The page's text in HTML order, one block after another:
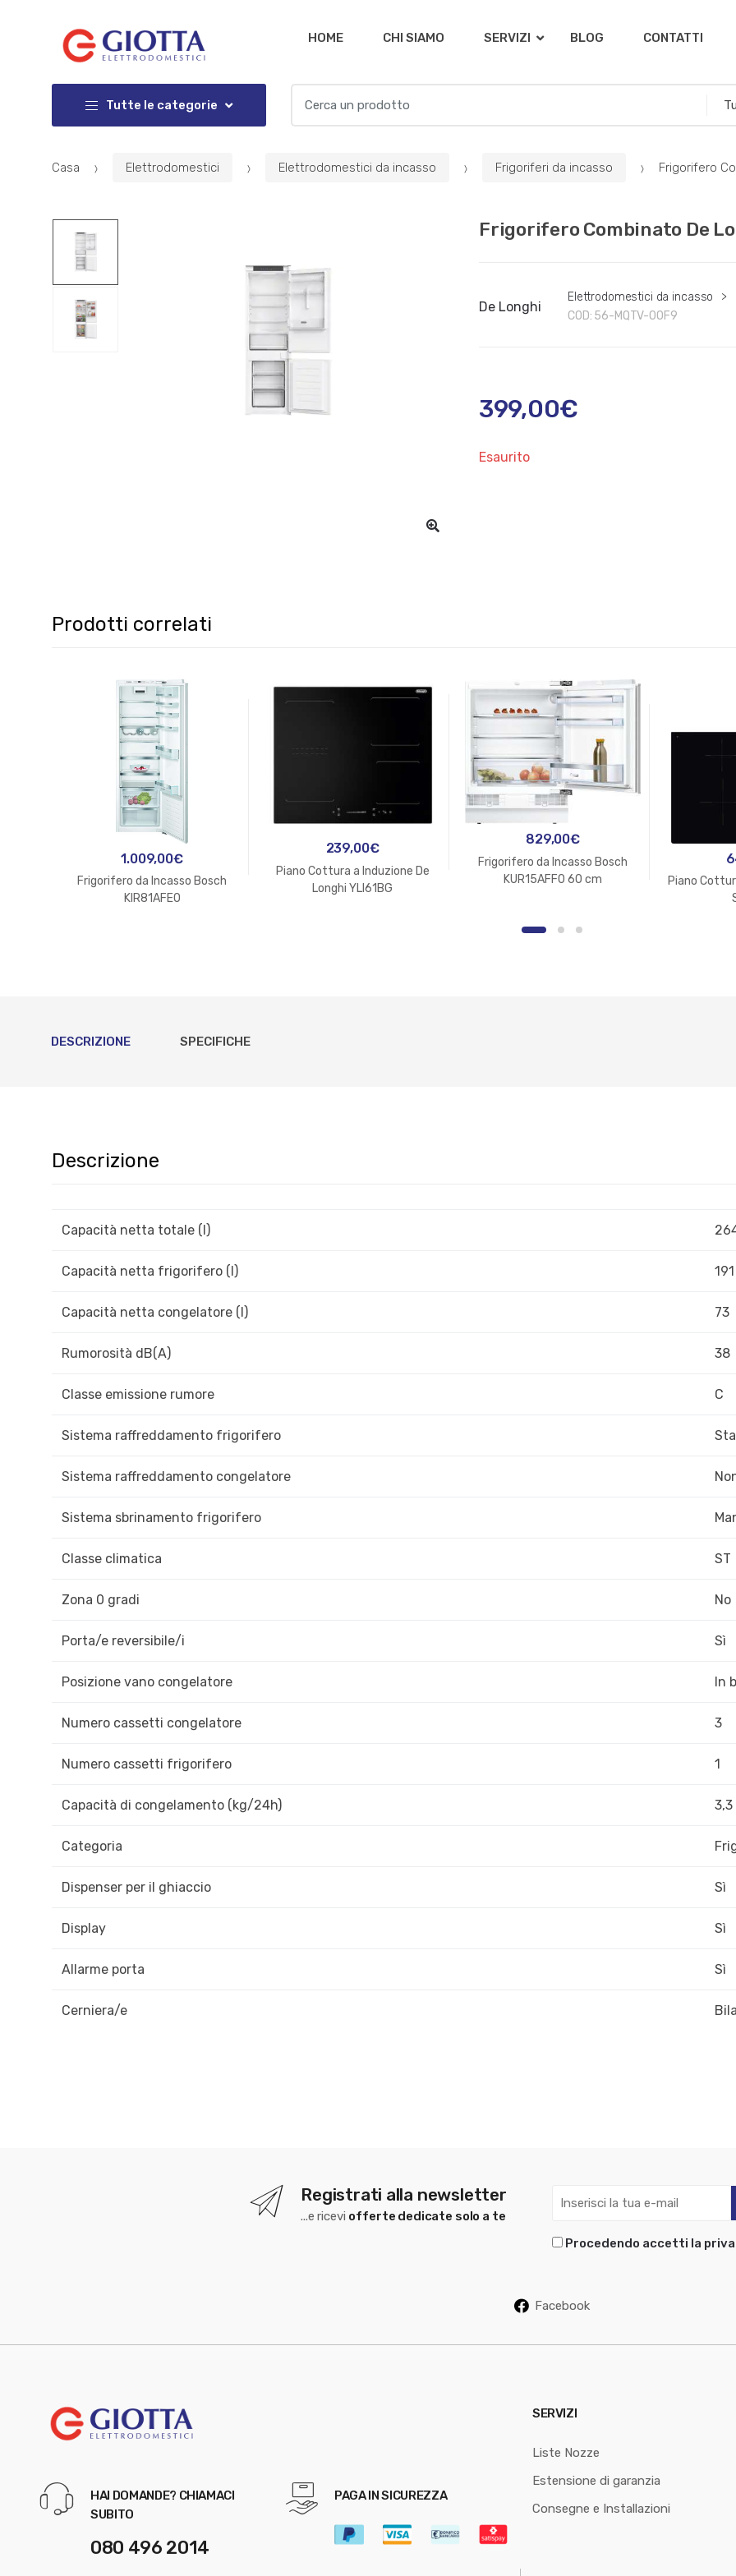
navigazione
contenuto
HOME CHI SIAMO SERVIZI BLOG CONTATTI
Tutte le categorie
Casa Elettrodomestici Elettrodomestici da incasso Frigoriferi da incasso Frigorifero
Frigorifero Combinato De
De Longhi
Elettrodomestici da incasso >
COD: 56-MQTV-OOF9
399,00€
Esaurito
Prodotti correlati
1.009,00€
Frigorifero da Incasso Bosch
KIR81AFE0
239,00€
Piano Cottura a Induzione De
Longhi YLI61BG
829,00€
Frigorifero da Incasso Bosch
KUR15AFF0 60 cm
Piano
DESCRIZIONE SPECIFICHE
Descrizione
Capacità netta totale (l)
Capacità netta frigorifero (l) 191
Capacità netta congelatore (l) 73
Rumorosità dB(A) 38
Classe emissione rumore C
Sistema raffreddamento frigorifero
Sistema raffreddamento congelatore
Sistema sbrinamento frigorifero
Classe climatica ST
Zona 0 gradi No
Porta/e reversibile/i Sì
Posizione vano congelatore In
Numero cassetti congelatore 3
Numero cassetti frigorifero 1
Capacità di congelamento (kg/24h) 3,3
Categoria
Dispenser per il ghiaccio Sì
Display Sì
Allarme porta Sì
Cerniera/e
Registrati alla newsletter
...e ricevi offerte dedicate solo a te
Procedendo accetti la
Facebook
HAI DOMANDE? CHIAMACI
SUBITO
080 496 2014
PAGA IN SICUREZZA
SERVIZI
Liste Nozze
Estensione di garanzia
Consegne e Installazioni